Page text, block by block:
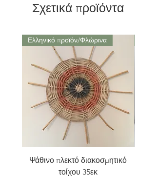
Σχετικά προϊόντα
Ελληνικό προϊόν/Φλώρινα
Ψάθινο πλεκτό διακοσμητικό
τοίχου 35εκ